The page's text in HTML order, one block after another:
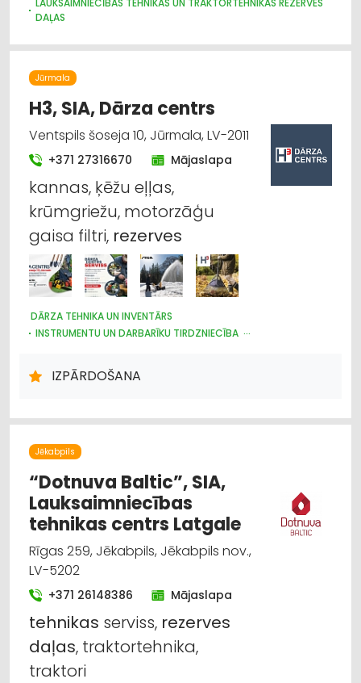
DAĻAS
LABOŠANA, REMONTS
LAUKSAIMNIECĪBAS PAKALPOJUMI
IEKRAUŠANAS UN IZKRAUŠANAS TEHNIKA
Jūrmala
H3, SIA, Dārza centrs
Ventspils šoseja 10, Jūrmala, LV-2011
+371 27316670 Mājaslapa
kannas, ķēžu eļļas,
krūmgriežu, motorzāģu
gaisa filtri, rezerves
DĀRZA TEHNIKA UN INVENTĀRS
INSTRUMENTU UN DARBARĪKU TIRDZNIECĪBA
LABOŠANA, REMONTS
ELEKTRODZINĒJI, ELEKTROMOTORI, TO REMONTS
LABIEKĀRTOŠANA, APZAĻUMOŠANA
KOKU KOPŠANA, ARBORISTI
IZPĀRDOŠANA
Jēkabpils
“Dotnuva Baltic”, SIA,
Lauksaimniecības
tehnikas centrs Latgale
Rīgas 259, Jēkabpils, Jēkabpils nov.,
LV-5202
+371 26148386 Mājaslapa
tehnikas serviss, rezerves
daļas, traktortehnika,
traktori